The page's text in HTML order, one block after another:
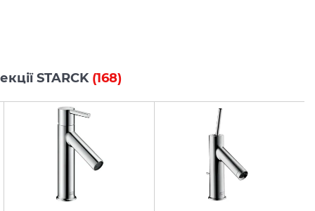
STARCK (168)